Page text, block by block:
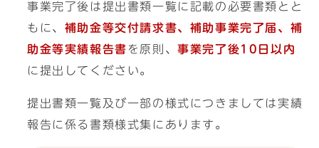
事業完了後は提出書類一覧に記載の必要書類とと
もに、 補助金等交付請求書、補助事業完了届、補
助金等実績報告書 を原則、事業完了後10日以内
に提出してください。
提出書類一覧及び一部の様式につきましては実績
報告に係る書類様式集にあります。